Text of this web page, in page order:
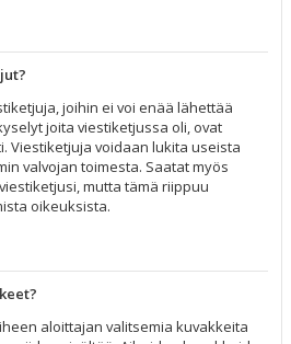
joihin ei voi enää lähettää
joita viestiketjussa oli, ovat
Viestiketjuja voidaan lukita useista
valvojan toimesta. Saatat myös
mutta tämä riippuu
oikeuksista.
aloittajan valitsemia kuvakkeita